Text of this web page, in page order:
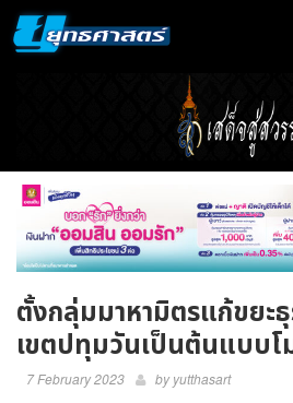
ตั้งกลุ่มมาหามิตรแก้ขยะ
เขตปทุมวันเป็นต้นแบบ
7 February 2023 by yutthasart